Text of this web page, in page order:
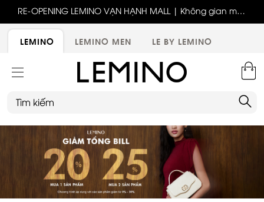
RE-OPENING LEMINO VẠN HẠNH MALL | Không gian mới,
trải nghiệm mới, ưu đãi tri ân đặc biệt
LEMINO
LEMINO MEN LE BY LEMINO